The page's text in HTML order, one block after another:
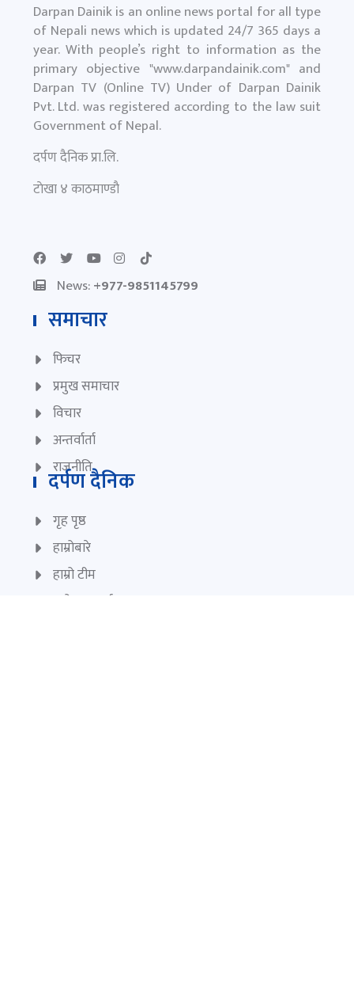
Darpan Dainik is an online news portal for all type
of Nepali news which is updated 24/7 365 days a
year. With people’s right to information as the
primary objective "www.darpandainik.com" and
Darpan TV (Online TV) Under of Darpan Dainik
Pvt. Ltd. was registered according to the law suit
Government of Nepal.
दर्पण दैनिक प्रा.लि.
टाेखा ४ काठमाण्डाै
News:+977-9851145799
समाचार
फिचर
प्रमुख समाचार
विचार
अन्तर्वार्ता
राजनीति
दर्पण दैनिक
गृह पृष्ठ
हाम्रोबारे
हाम्रो टीम
प्रयोगका सर्त